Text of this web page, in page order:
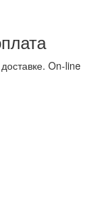
On-line